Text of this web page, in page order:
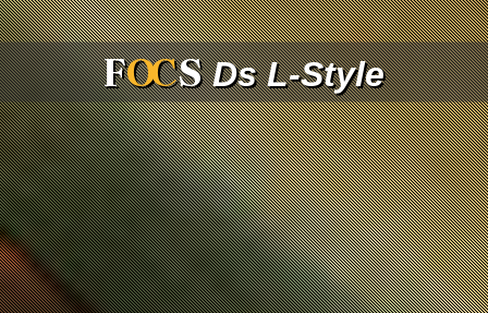
FOCSDs L-Style